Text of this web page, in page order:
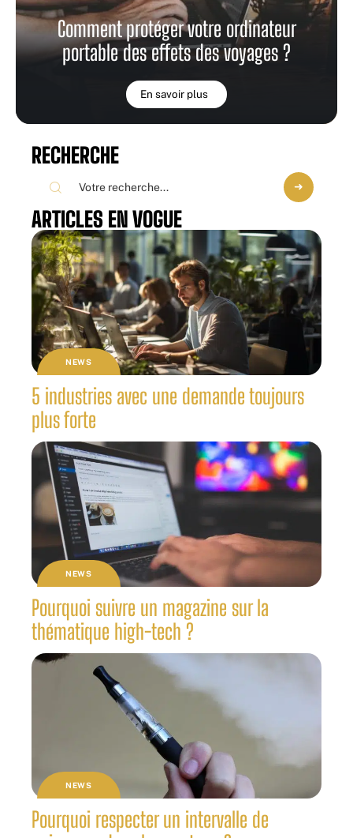
Comment protéger votre ordinateur
portable des effets des voyages ?
En savoir plus
RECHERCHE
ARTICLES EN VOGUE
NEWS
5 industries avec une demande toujours
plus forte
NEWS
Pourquoi suivre un magazine sur la
thématique high-tech ?
NEWS
Pourquoi respecter un intervalle de